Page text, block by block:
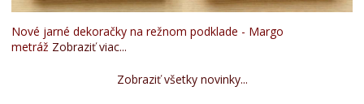
Nové jarné dekoračky na režnom podklade - Margo
metráž Zobraziť viac...
Zobraziť všetky novinky...